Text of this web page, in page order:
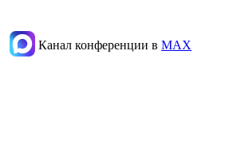
Канал конференции в МАХ